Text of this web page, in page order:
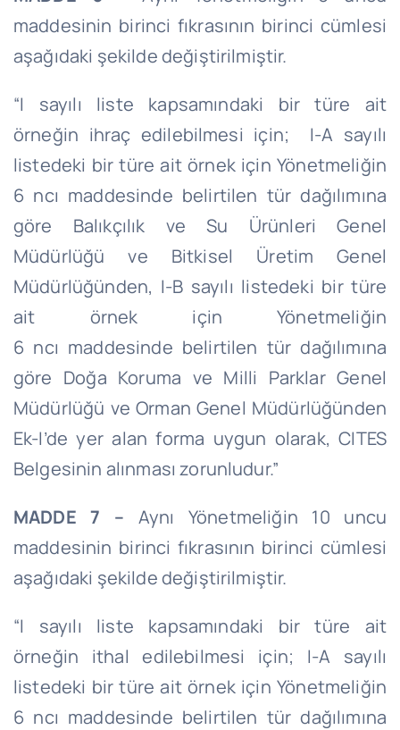
maddesinin birinci fıkrasının birinci cümlesi
aşağıdaki şekilde değiştirilmiştir.
“I sayılı liste kapsamındaki bir türe ait
örneğin ihraç edilebilmesi için; I-A sayılı
listedeki bir türe ait örnek için Yönetmeliğin
6 ncı maddesinde belirtilen tür dağılımına
göre Balıkçılık ve Su Ürünleri Genel
Müdürlüğü ve Bitkisel Üretim Genel
Müdürlüğünden, I-B sayılı listedeki bir türe
ait örnek için Yönetmeliğin
6 ncı maddesinde belirtilen tür dağılımına
göre Doğa Koruma ve Milli Parklar Genel
Müdürlüğü ve Orman Genel Müdürlüğünden
Ek-I’de yer alan forma uygun olarak, CITES
Belgesinin alınması zorunludur.”
MADDE 7 – Aynı Yönetmeliğin 10 uncu
maddesinin birinci fıkrasının birinci cümlesi
aşağıdaki şekilde değiştirilmiştir.
“I sayılı liste kapsamındaki bir türe ait
örneğin ithal edilebilmesi için; I-A sayılı
listedeki bir türe ait örnek için Yönetmeliğin
6 ncı maddesinde belirtilen tür dağılımına